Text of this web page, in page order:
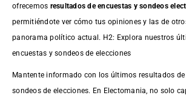
ofrecemos resultados deencuestas y sondeos
permitiéndote ver cómo tus opiniones y las de
panorama político actual. H2: Explora nuestros
encuestas y sondeos de elecciones
Mantente informado con los últimos resultados
sondeos de elecciones. En Electomania, no solo